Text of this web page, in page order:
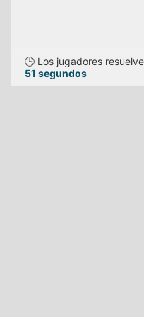
🕒 Los jugadores
51 segundos